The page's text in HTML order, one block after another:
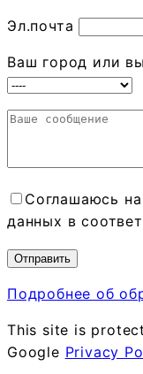
Эл.почта
Ваш город или
Соглашаюсь
данных в
Подробнее об
This site is
Google Privacy